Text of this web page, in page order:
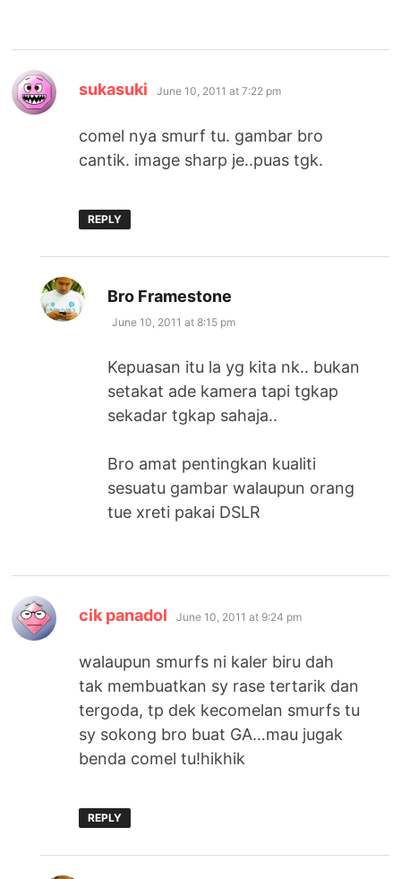
sukasuki says:
June 10, 2011 at 7:22 pm
comel nya smurf tu. gambar bro
cantik. image sharp je..puas tgk.
REPLY
Bro Framestone
June 10, 2011 at 8:15 pm
Kepuasan itu la yg kita nk.. bukan
setakat ade kamera tapi tgkap
sekadar tgkap sahaja..
Bro amat pentingkan kualiti
sesuatu gambar walaupun orang
tue xreti pakai DSLR
cik panadol says:
June 10, 2011 at 9:24 pm
walaupun smurfs ni kaler biru dah
tak membuatkan sy rase tertarik dan
tergoda, tp dek kecomelan smurfs tu
sy sokong bro buat GA…mau jugak
benda comel tu!hikhik
REPLY